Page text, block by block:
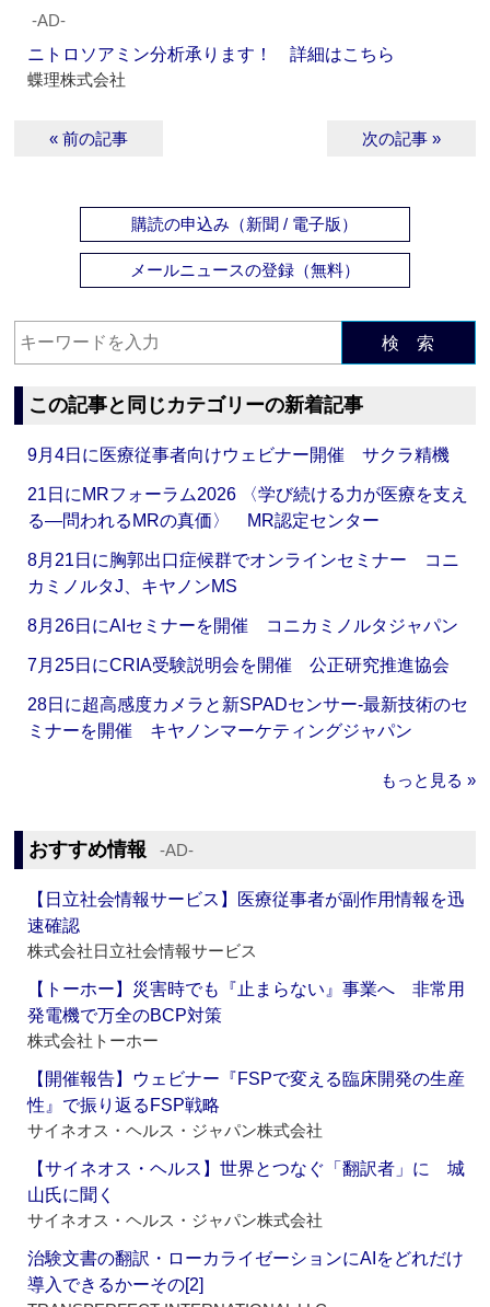
‐AD‐
ニトロソアミン分析承ります！ 詳細はこちら
蝶理株式会社
« 前の記事 次の記事 »
購読の申込み（新聞 / 電子版）
メールニュースの登録（無料）
検 索
この記事と同じカテゴリーの新着記事
9月4日に医療従事者向けウェビナー開催 サクラ精機
21日にMRフォーラム2026 〈学び続ける力が医療を支え
る―問われるMRの真価〉 MR認定センター
8月21日に胸郭出口症候群でオンラインセミナー コニ
カミノルタJ、キヤノンMS
8月26日にAIセミナーを開催 コニカミノルタジャパン
7月25日にCRIA受験説明会を開催 公正研究推進協会
28日に超高感度カメラと新SPADセンサー‐最新技術のセ
ミナーを開催 キヤノンマーケティングジャパン
もっと見る »
おすすめ情報 ‐AD‐
【日立社会情報サービス】医療従事者が副作用情報を迅
速確認
株式会社日立社会情報サービス
【トーホー】災害時でも『止まらない』事業へ 非常用
発電機で万全のBCP対策
株式会社トーホー
【開催報告】ウェビナー『FSPで変える臨床開発の生産
性』で振り返るFSP戦略
サイネオス・ヘルス・ジャパン株式会社
【サイネオス・ヘルス】世界とつなぐ「翻訳者」に 城
山氏に聞く
サイネオス・ヘルス・ジャパン株式会社
治験文書の翻訳・ローカライゼーションにAIをどれだけ
導入できるかーその[2]